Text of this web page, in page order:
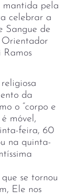
mantida pela
celebrar a
Sangue de
Orientador
Ramos
da
o “corpo e
móvel,
feira, 60
na quinta-
que se tornou
Ele nos